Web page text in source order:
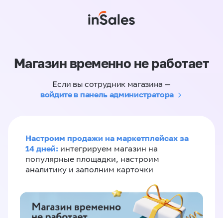
Магазин временно не работает
Если вы сотрудник магазина —
войдите в панель администратора
Настроим продажи на маркетплейсах за
14 дней: интегрируем магазин на
популярные площадки, настроим
аналитику и заполним карточки